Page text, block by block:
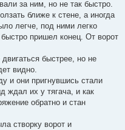
за ним, но не так быстро.
ближе к стене, а иногда
легче, под ними легко
пришел конец. От ворот
быстрее, но не
видно.
и они пригнувшись стали
ждал их у тягача, и как
обратно и стан
створку ворот и